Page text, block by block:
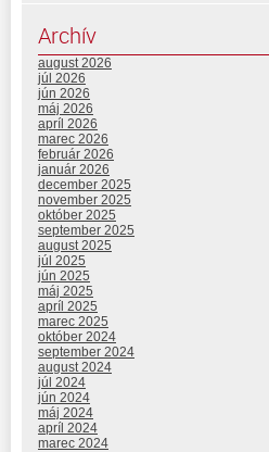
Archív
august 2026
júl 2026
jún 2026
máj 2026
apríl 2026
marec 2026
február 2026
január 2026
december 2025
november 2025
október 2025
september 2025
august 2025
júl 2025
jún 2025
máj 2025
apríl 2025
marec 2025
október 2024
september 2024
august 2024
júl 2024
jún 2024
máj 2024
apríl 2024
marec 2024